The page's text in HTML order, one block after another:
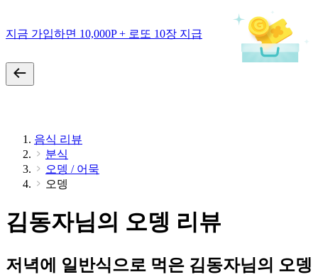
지금 가입하면 10,000P + 로또 10장 지급
음식 리뷰
분식
오뎅 / 어묵
오뎅
김동자님의 오뎅 리뷰
저녁에 일반식으로 먹은 김동자님의 오뎅